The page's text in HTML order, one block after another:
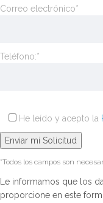
Correo electrónico*
Teléfono:*
He leído y acepto la
*Todos los campos son
Le informamos que los
proporcione en este